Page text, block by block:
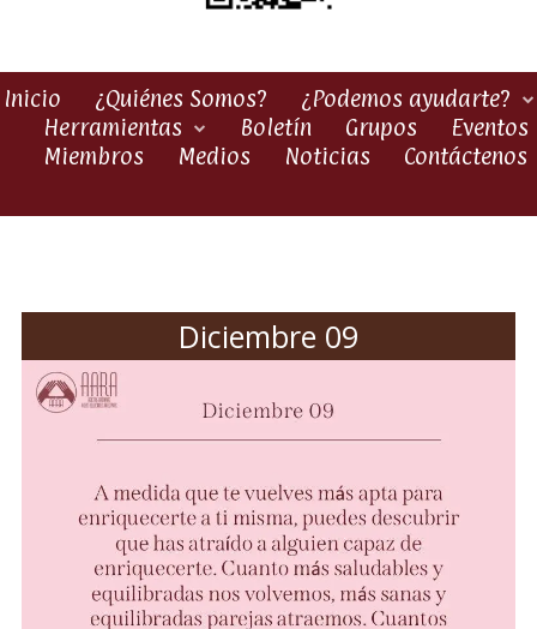
Inicio ¿Quiénes Somos?
¿Podemos ayudarte?
Herramientas
Boletín Grupos
Eventos
Miembros
Medios Noticias Contáctenos
Diciembre 09